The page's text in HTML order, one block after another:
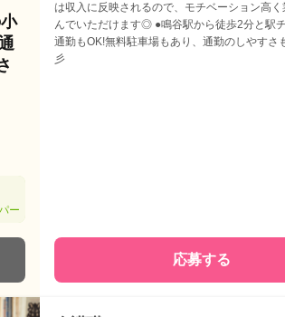
ー
は収入に反映されるので、モチベーション高く
んでいただけます◎ ●鳴谷駅から徒歩2分と駅
通勤もOK!無料駐車場もあり、通勤のしやす
彡
応募する